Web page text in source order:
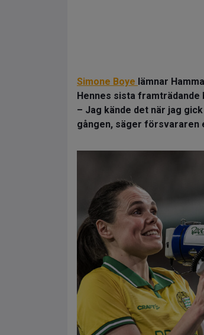
Simone Boye lämnar
Hennes sista framträdande
– Jag kände det när jag
gången, säger försvararen